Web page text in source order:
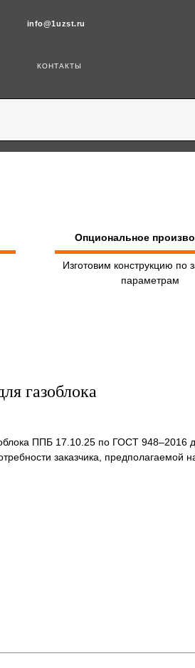
Изготовим конструкцию по
параметрам
Опциональное
газоблока
ППБ 17.10.25 по ГОСТ
заказчика, предполагаемой